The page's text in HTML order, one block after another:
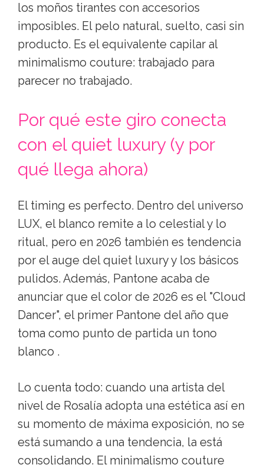
los moños tirantes con accesorios
imposibles. El pelo natural, suelto, casi sin
producto. Es el equivalente capilar al
minimalismo couture: trabajado para
parecer no trabajado.
Por qué este giro conecta
con el quiet luxury (y por
qué llega ahora)
El timing es perfecto. Dentro del universo
LUX, el blanco remite a lo celestial y lo
ritual, pero en 2026 también es tendencia
por el auge del quiet luxury y los básicos
pulidos. Además, Pantone acaba de
anunciar que el color de 2026 es el "Cloud
Dancer", el primer Pantone del año que
toma como punto de partida un tono
blanco .
Lo cuenta todo: cuando una artista del
nivel de Rosalía adopta una estética así en
su momento de máxima exposición, no se
está sumando a una tendencia, la está
consolidando. El minimalismo couture